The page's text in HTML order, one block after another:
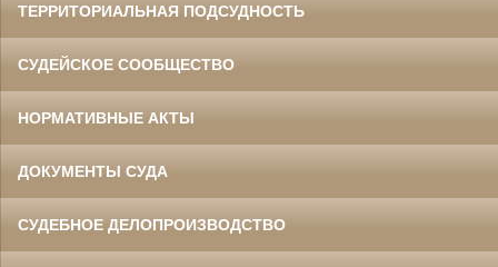
ТЕРРИТОРИАЛЬНАЯ ПОДСУДНОСТЬ
СУДЕЙСКОЕ СООБЩЕСТВО
НОРМАТИВНЫЕ АКТЫ
ДОКУМЕНТЫ СУДА
СУДЕБНОЕ ДЕЛОПРОИЗВОДСТВО